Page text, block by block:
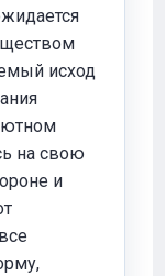
исход
на свою
и